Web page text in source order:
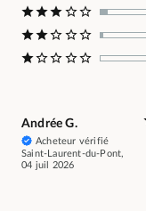
Andrée G.
Acheteur vérifié
Saint-Laurent-du-Pont,
04 juil 2026